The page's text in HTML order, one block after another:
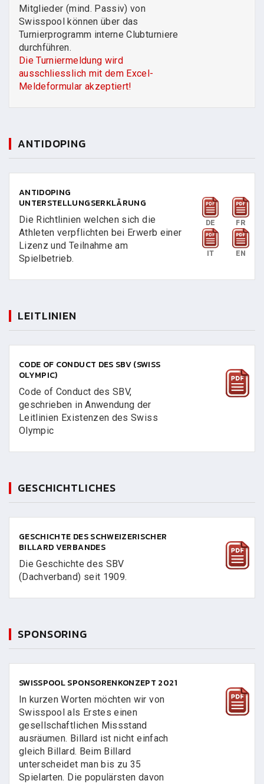
Mitglieder (mind. Passiv) von
Swisspool können über das
Turnierprogramm interne Clubturniere
durchführen.
Die Turniermeldung wird
ausschliesslich mit dem Excel-
Meldeformular akzeptiert!
ANTIDOPING
ANTIDOPING
UNTERSTELLUNGSERKLÄRUNG
Die Richtlinien welchen sich die
Athleten verpflichten bei Erwerb einer
Lizenz und Teilnahme am
Spielbetrieb.
DE FR
IT EN
LEITLINIEN
CODE OF CONDUCT DES SBV (SWISS
OLYMPIC)
Code of Conduct des SBV,
geschrieben in Anwendung der
Leitlinien Existenzen des Swiss
Olympic
GESCHICHTLICHES
GESCHICHTE DES SCHWEIZERISCHER
BILLARD VERBANDES
Die Geschichte des SBV
(Dachverband) seit 1909.
SPONSORING
SWISSPOOL SPONSORENKONZEPT 2021
In kurzen Worten möchten wir von
Swisspool als Erstes einen
gesellschaftlichen Missstand
ausräumen. Billard ist nicht einfach
gleich Billard. Beim Billard
unterscheidet man bis zu 35
Spielarten. Die populärsten davon